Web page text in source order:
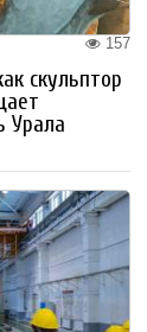
157
скульптор
Урала